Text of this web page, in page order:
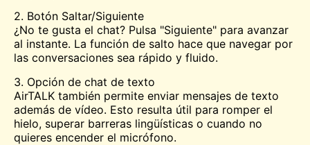
2. Botón Saltar/Siguiente
¿No te gusta el chat? Pulsa "Siguiente" para avanzar
al instante. La función de salto hace que navegar por
las conversaciones sea rápido y fluido.
3. Opción de chat de texto
AirTALK también permite enviar mensajes de texto
además de vídeo. Esto resulta útil para romper el
hielo, superar barreras lingüísticas o cuando no
quieres encender el micrófono.